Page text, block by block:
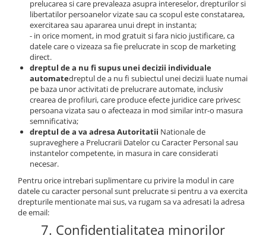
prelucarea si care prevaleaza asupra intereselor, drepturilor si
libertatilor persoanelor vizate sau ca scopul este constatarea,
exercitarea sau apararea unui drept in instanta;
- in orice moment, in mod gratuit si fara nicio justificare, ca
datele care o vizeaza sa fie prelucrate in scop de marketing
direct.
dreptul de a nu fi supus unei decizii individuale
automatedreptul de a nu fi subiectul unei decizii luate numai
pe baza unor activitati de prelucrare automate, inclusiv
crearea de profiluri, care produce efecte juridice care privesc
persoana vizata sau o afecteaza in mod similar intr-o masura
semnificativa;
dreptul de a va adresa Autoritatii Nationale de
supraveghere a Prelucrarii Datelor cu Caracter Personal sau
instantelor competente, in masura in care considerati
necesar.
Pentru orice intrebari suplimentare cu privire la modul in care
datele cu caracter personal sunt prelucrate si pentru a va exercita
drepturile mentionate mai sus, va rugam sa va adresati la adresa
de email:
7. Confidentialitatea minorilor